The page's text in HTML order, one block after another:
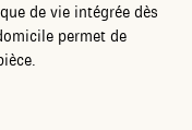
de vie intégrée dès
permet de